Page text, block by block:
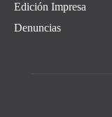
Edición Impresa
Denuncias